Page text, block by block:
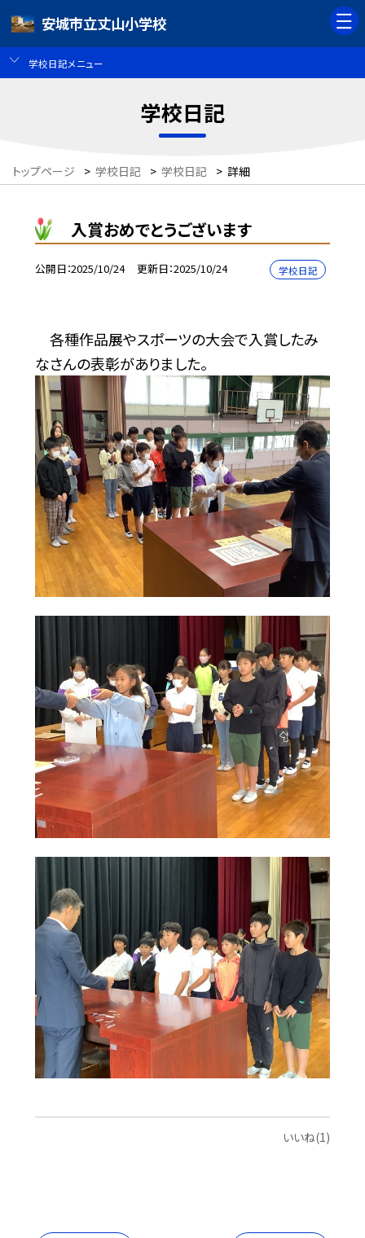
安城市立丈山小学校
学校日記メニュー
学校日記
トップページ > 学校日記 > 学校日記 > 詳細
入賞おめでとうございます
公開日 2025/10/24 更新日 2025/10/24 学校日記
各種作品展やスポーツの大会で入賞したみ
なさんの表彰がありました。
いいね(1)